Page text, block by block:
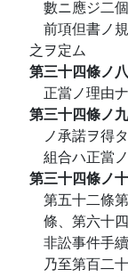
數ニ應ジ二
前項但書ノ
之ヲ定ム
第三十四條ノ
正當ノ理由
第三十四條ノ
ノ承諾ヲ得
組合ハ正當
第三十四條ノ
第五十二條
條、第六十
非訟事件手
乃至第百二